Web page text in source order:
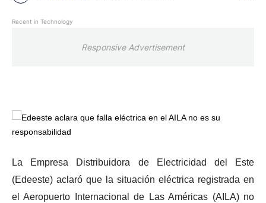
Recent in Technology
Responsive Advertisement
La Empresa Distribuidora de Electricidad del Este
(Edeeste) aclaró que la situación eléctrica registrada en
el Aeropuerto Internacional de Las Américas (AILA) no